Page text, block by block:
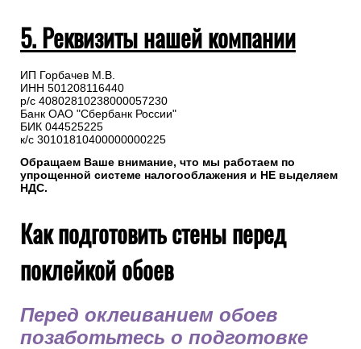
5. Реквизиты нашей компании
ИП Горбачев М.В.
ИНН 501208116440
р/с 40802810238000057230
Банк ОАО "Сбербанк России"
БИК 044525225
к/с 30101810400000000225
Обращаем Ваше внимание, что мы работаем по
упрощенной системе налогооблажения и НЕ выделяем
НДС.
Как подготовить стены перед
поклейкой обоев
Перед оклеиванием обоев
позаботьтесь о подготовке